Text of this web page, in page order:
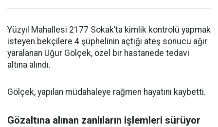
Yüzyıl Mahallesi 2177 Sokak’ta kimlik kontrolü yapmak
isteyen bekçilere 4 şüphelinin açtığı ateş sonucu ağır
yaralanan Uğur Gölçek, özel bir hastanede tedavi
altına alındı.
Gölçek, yapılan müdahaleye rağmen hayatını kaybetti.
Gözaltına alınan zanlıların işlemleri sürüyor